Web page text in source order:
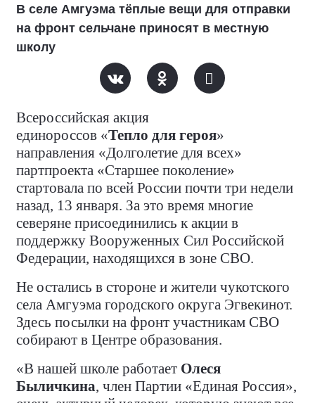
В селе Амгуэма тёплые вещи для отправки
на фронт сельчане приносят в местную
школу
Всероссийская акция
единороссов «Тепло для героя»
направления «Долголетие для всех»
партпроекта «Старшее поколение»
стартовала по всей России почти три недели
назад, 13 января. За это время многие
северяне присоединились к акции в
поддержку Вооруженных Сил Российской
Федерации, находящихся в зоне СВО.
Не остались в стороне и жители чукотского
села Амгуэма городского округа Эгвекинот.
Здесь посылки на фронт участникам СВО
собирают в Центре образования.
«В нашей школе работает Олеся
Быличкина, член Партии «Единая Россия»,